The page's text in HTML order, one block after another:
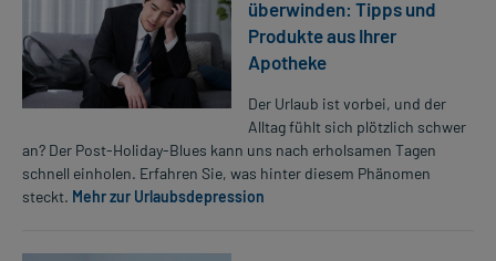
überwinden: Tipps und
Produkte aus Ihrer
Apotheke
Der Urlaub ist vorbei, und der
Alltag fühlt sich plötzlich schwer
an? Der Post-Holiday-Blues kann uns nach erholsamen Tagen
schnell einholen. Erfahren Sie, was hinter diesem Phänomen
steckt. Mehr zur Urlaubsdepression